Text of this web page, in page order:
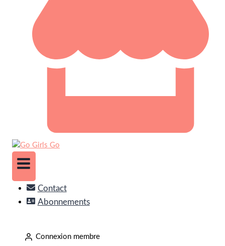
Contact
Abonnements
Connexion membre